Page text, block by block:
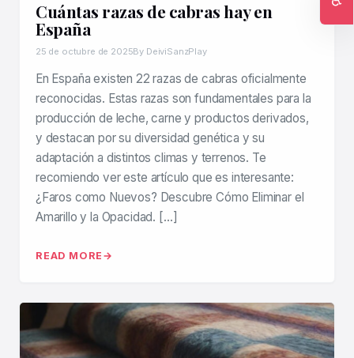
Cuántas razas de cabras hay en
España
25 de octubre de 2025By DeiviSanzPlay
En España existen 22 razas de cabras oficialmente
reconocidas. Estas razas son fundamentales para la
producción de leche, carne y productos derivados,
y destacan por su diversidad genética y su
adaptación a distintos climas y terrenos. Te
recomiendo ver este artículo que es interesante:
¿Faros como Nuevos? Descubre Cómo Eliminar el
Amarillo y la Opacidad. […]
READ MORE